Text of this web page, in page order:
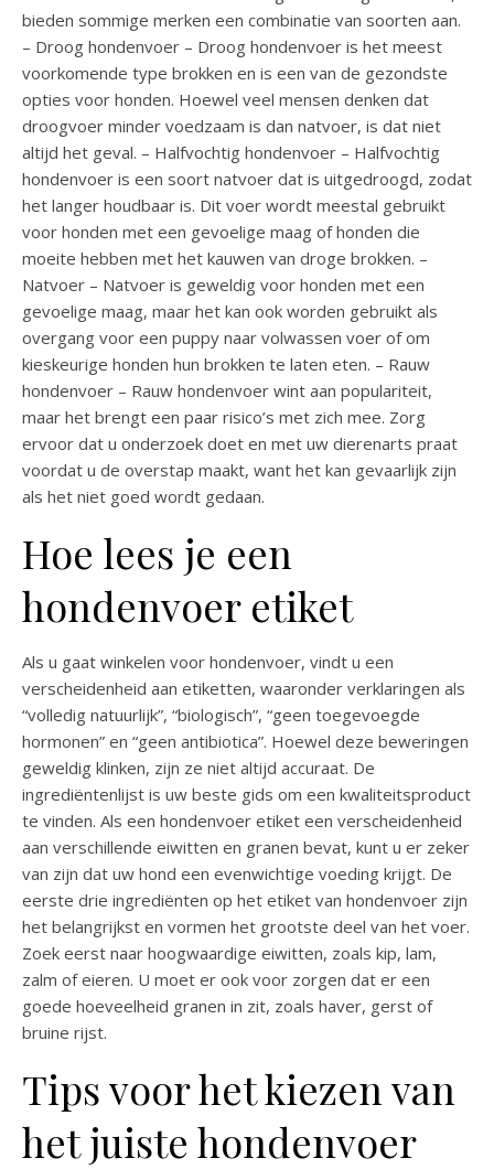
bieden sommige merken een combinatie van soorten aan.
– Droog hondenvoer – Droog hondenvoer is het meest
voorkomende type brokken en is een van de gezondste
opties voor honden. Hoewel veel mensen denken dat
droogvoer minder voedzaam is dan natvoer, is dat niet
altijd het geval. – Halfvochtig hondenvoer – Halfvochtig
hondenvoer is een soort natvoer dat is uitgedroogd, zodat
het langer houdbaar is. Dit voer wordt meestal gebruikt
voor honden met een gevoelige maag of honden die
moeite hebben met het kauwen van droge brokken. –
Natvoer – Natvoer is geweldig voor honden met een
gevoelige maag, maar het kan ook worden gebruikt als
overgang voor een puppy naar volwassen voer of om
kieskeurige honden hun brokken te laten eten. – Rauw
hondenvoer – Rauw hondenvoer wint aan populariteit,
maar het brengt een paar risico’s met zich mee. Zorg
ervoor dat u onderzoek doet en met uw dierenarts praat
voordat u de overstap maakt, want het kan gevaarlijk zijn
als het niet goed wordt gedaan.
Hoe lees je een
hondenvoer etiket
Als u gaat winkelen voor hondenvoer, vindt u een
verscheidenheid aan etiketten, waaronder verklaringen als
“volledig natuurlijk”, “biologisch”, “geen toegevoegde
hormonen” en “geen antibiotica”. Hoewel deze beweringen
geweldig klinken, zijn ze niet altijd accuraat. De
ingrediëntenlijst is uw beste gids om een kwaliteitsproduct
te vinden. Als een hondenvoer etiket een verscheidenheid
aan verschillende eiwitten en granen bevat, kunt u er zeker
van zijn dat uw hond een evenwichtige voeding krijgt. De
eerste drie ingrediënten op het etiket van hondenvoer zijn
het belangrijkst en vormen het grootste deel van het voer.
Zoek eerst naar hoogwaardige eiwitten, zoals kip, lam,
zalm of eieren. U moet er ook voor zorgen dat er een
goede hoeveelheid granen in zit, zoals haver, gerst of
bruine rijst.
Tips voor het kiezen van
het juiste hondenvoer